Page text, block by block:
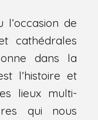
l’occasion de
cathédrales
dans la
l’histoire et
lieux multi-
qui nous